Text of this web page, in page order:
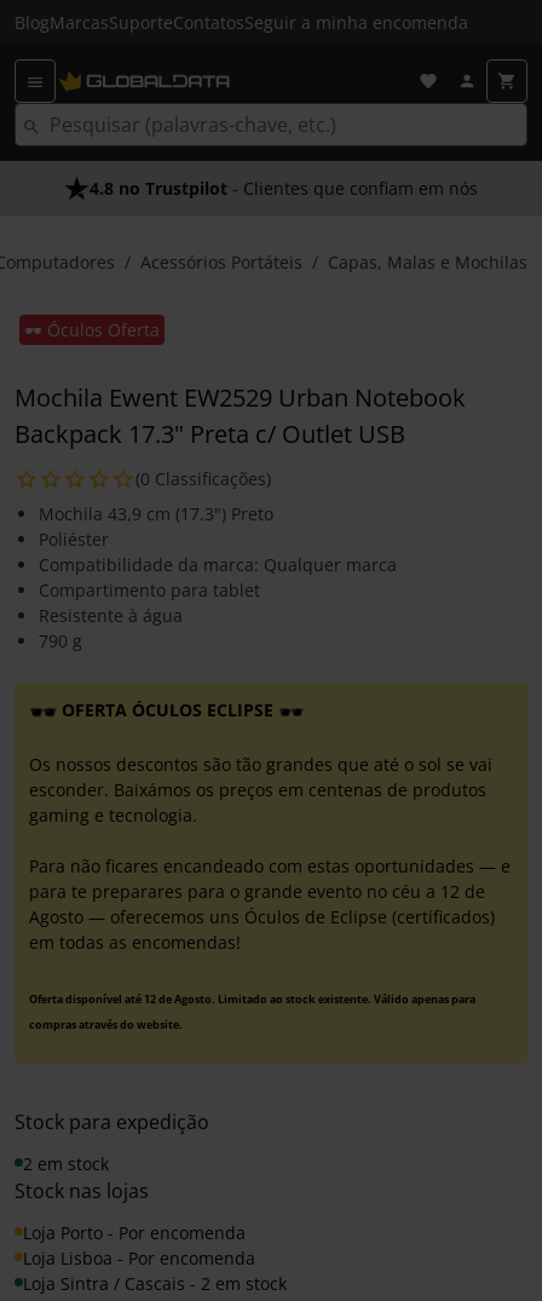
BlogMarcasSuporteContatosSeguir a minha encomenda
4.8 no Trustpilot - Clientes que confiam em nós
Acessórios Portáteis Capas, Malas e Mochilas
🕶️ Óculos Oferta
Mochila Ewent EW2529 Urban Notebook
Backpack 17.3" Preta c/ Outlet USB
(0 Classificações)
Mochila 43,9 cm (17.3") Preto
Poliéster
Compatibilidade da marca: Qualquer marca
Compartimento para tablet
Resistente à água
790 g
OFERTA ÓCULOS ECLIPSE
Os nossos descontos são tão grandes que até o sol se vai
esconder. Baixámos os preços em centenas de produtos
gaming e tecnologia.
Para não ficares encandeado com estas oportunidades — e
para te preparares para o grande evento no céu a 12 de
Agosto — oferecemos uns Óculos de Eclipse (certificados)
em todas as encomendas!
Oferta disponível até 12 de Agosto. Limitado ao stock existente. Válido apenas para
compras através do website.
Stock para expedição
2 em stock
Stock nas lojas
Loja Porto - Por encomenda
Loja Lisboa - Por encomenda
Loja Sintra / Cascais - 2 em stock